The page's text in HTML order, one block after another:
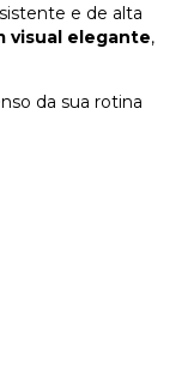
e de alta
visual elegante,
da sua rotina